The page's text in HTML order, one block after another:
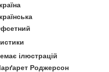
ілюстрацій
Роджерсон